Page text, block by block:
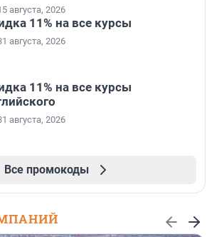
августа, 2026
11% на все курсы
августа, 2026
11% на все курсы
августа, 2026
Все промокоды